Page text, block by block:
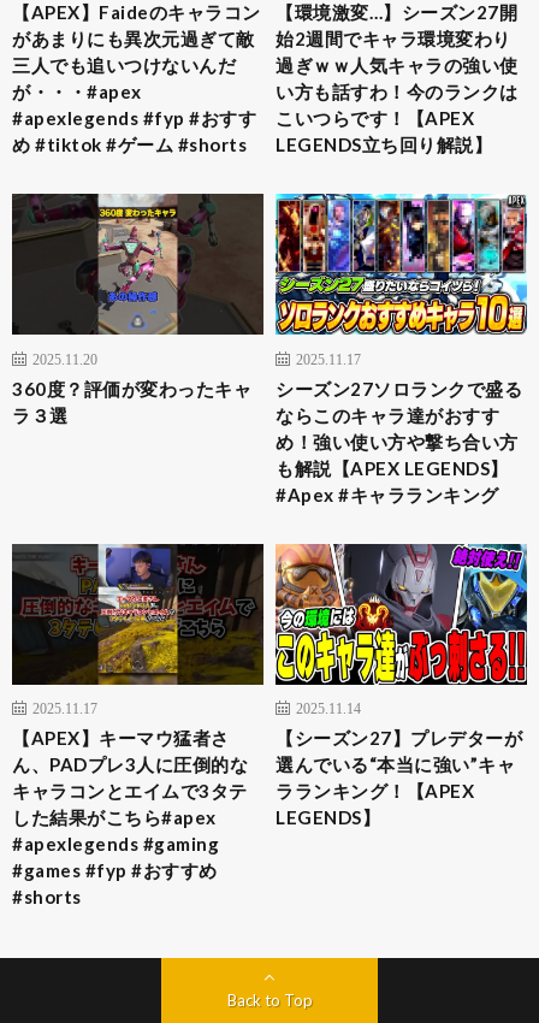
【APEX】Faideのキャラコン
があまりにも異次元過ぎて敵
三人でも追いつけないんだ
が・・・#apex
#apexlegends #fyp #おすす
め #tiktok #ゲーム #shorts
【環境激変…】シーズン27開
始2週間でキャラ環境変わり
過ぎｗｗ人気キャラの強い使
い方も話すわ！今のランクは
こいつらです！【APEX
LEGENDS立ち回り解説】
2025.11.20
360度？評価が変わったキャ
ラ３選
2025.11.17
シーズン27ソロランクで盛る
ならこのキャラ達がおすす
め！強い使い方や撃ち合い方
も解説【APEX LEGENDS】
#Apex #キャラランキング
2025.11.17
【APEX】キーマウ猛者さ
ん、PADプレ3人に圧倒的な
キャラコンとエイムで3タテ
した結果がこちら#apex
#apexlegends #gaming
#games #fyp #おすすめ
#shorts
2025.11.14
【シーズン27】プレデターが
選んでいる“本当に強い”キャ
ラランキング！【APEX
LEGENDS】
Back to Top